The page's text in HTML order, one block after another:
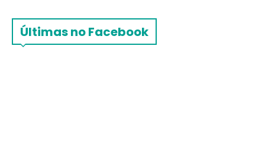
Últimas no Facebook